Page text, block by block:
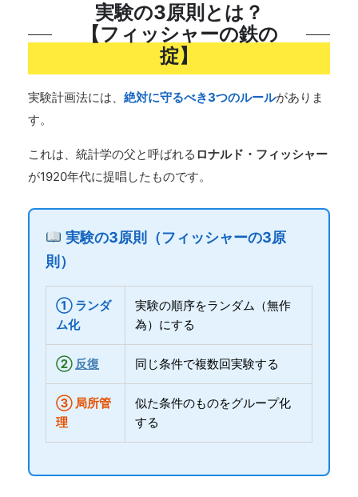
実験の3原則とは？
【フィッシャーの鉄の
掟】
実験計画法には、 絶対に守るべき3つのルールがありま
す。
これは、統計学の父と呼ばれる ロナルド・フィッシャー
が1920年代に提唱したものです。
実験の3原則（フィッシャーの3原
則）
① ランダ
ム化
実験の順序をランダム（無作
為）にする
② 反復 同じ条件で複数回実験する
③ 局所管
理
似た条件のものをグループ化
する